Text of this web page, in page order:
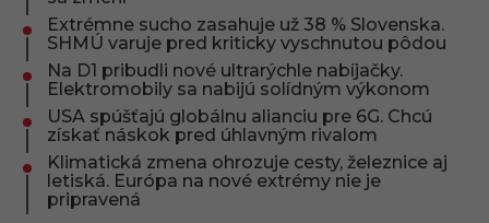
Extrémne sucho zasahuje už 38 % Slovenska.
SHMÚ varuje pred kriticky vyschnutou pôdou
Na D1 pribudli nové ultrarýchle nabíjačky.
Elektromobily sa nabijú solídným výkonom
USA spúšťajú globálnu alianciu pre 6G. Chcú
získať náskok pred úhlavným rivalom
Klimatická zmena ohrozuje cesty, železnice aj
letiská. Európa na nové extrémy nie je
pripravená